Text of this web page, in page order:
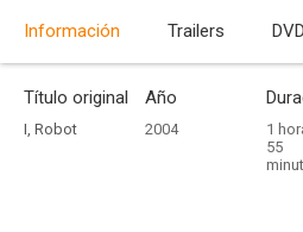
Información Trailers
Título original
I, Robot
Año
2004
1
55